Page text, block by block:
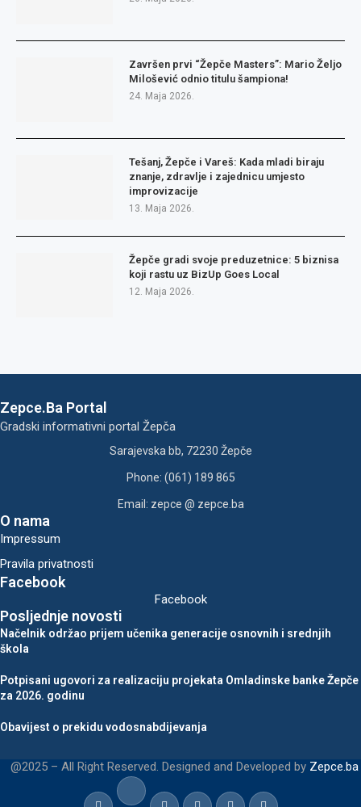
Završen prvi “Žepče Masters”: Mario Željo
Milošević odnio titulu šampiona!
24. Maja 2026.
Tešanj, Žepče i Vareš: Kada mladi biraju
znanje, zdravlje i zajednicu umjesto
improvizacije
13. Maja 2026.
Žepče gradi svoje preduzetnice: 5 biznisa
koji rastu uz BizUp Goes Local
12. Maja 2026.
Zepce.Ba Portal
Gradski informativni portal Žepča
Sarajevska bb, 72230 Žepče
Phone: (061) 189 865
Email: zepce @ zepce.ba
O nama
Impressum
Pravila privatnosti
Facebook
Facebook
Posljednje novosti
Načelnik održao prijem učenika generacije osnovnih i srednjih
škola
Potpisani ugovori za realizaciju projekata Omladinske banke Žepče
za 2026. godinu
Obavijest o prekidu vodosnabdijevanja
@2025 – All Right Reserved. Designed and Developed by Zepce.ba